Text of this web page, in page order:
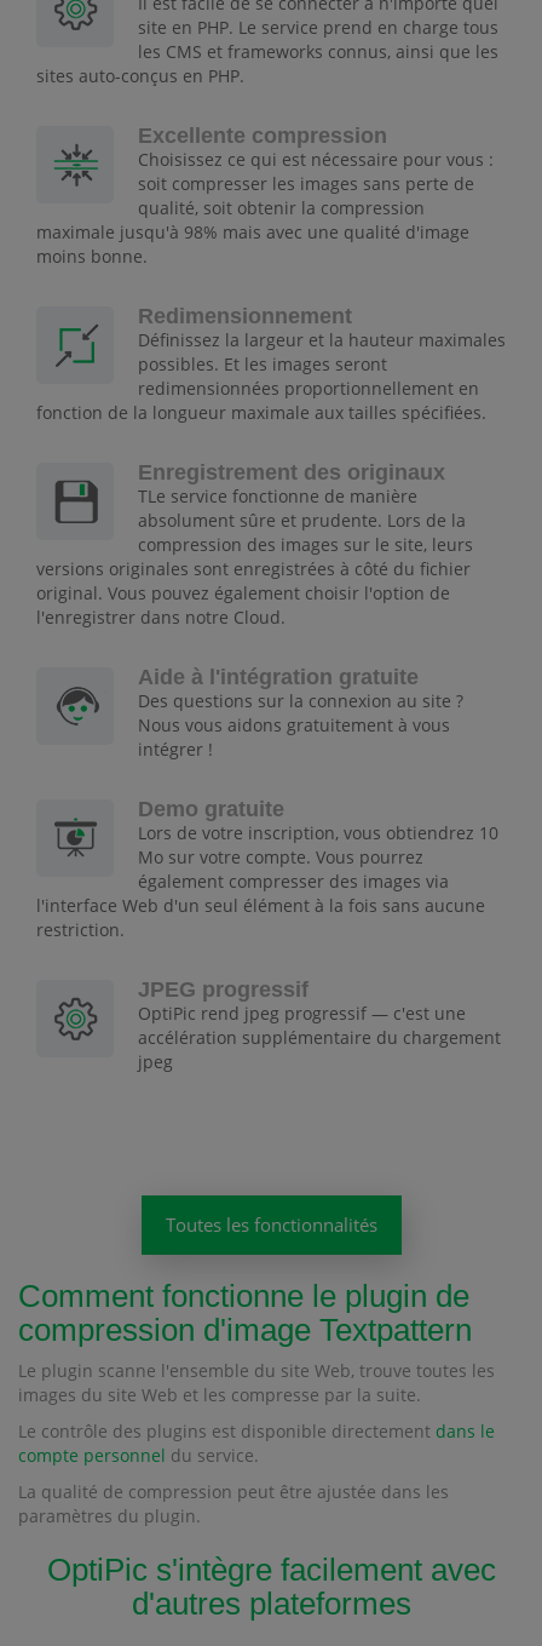
site en PHP. Le service prend en charge tous
les CMS et frameworks connus, ainsi que les
sites auto-conçus en PHP.
Excellente compression
Choisissez ce qui est nécessaire pour vous :
soit compresser les images sans perte de
qualité, soit obtenir la compression
maximale jusqu'à 98% mais avec une qualité d'image
moins bonne.
Redimensionnement
Définissez la largeur et la hauteur maximales
possibles. Et les images seront
redimensionnées proportionnellement en
fonction de la longueur maximale aux tailles spécifiées.
Enregistrement des originaux
TLe service fonctionne de manière
absolument sûre et prudente. Lors de la
compression des images sur le site, leurs
versions originales sont enregistrées à côté du fichier
original. Vous pouvez également choisir l'option de
l'enregistrer dans notre Cloud.
Aide à l'intégration gratuite
Des questions sur la connexion au site ?
Nous vous aidons gratuitement à vous
intégrer !
Demo gratuite
Lors de votre inscription, vous obtiendrez 10
Mo sur votre compte. Vous pourrez
également compresser des images via
l'interface Web d'un seul élément à la fois sans aucune
restriction.
JPEG progressif
OptiPic rend jpeg progressif — c'est une
accélération supplémentaire du chargement
jpeg
Toutes les fonctionnalités
Comment fonctionne le plugin de
compression d'image Textpattern
Le plugin scanne l'ensemble du site Web, trouve toutes les
images du site Web et les compresse par la suite.
Le contrôle des plugins est disponible directement dans le
compte personnel du service.
La qualité de compression peut être ajustée dans les
paramètres du plugin.
OptiPic s'intègre facilement avec
d'autres plateformes